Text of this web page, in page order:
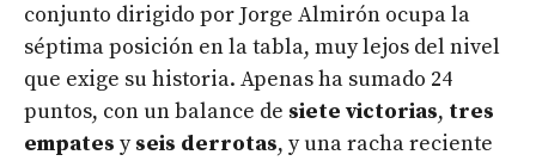
conjunto dirigido por Jorge Almirón ocupa la
séptima posición en la tabla, muy lejos del nivel
que exige su historia. Apenas ha sumado 24
puntos, con un balance de siete victorias, tres
empates yseis derrotas, y una racha reciente